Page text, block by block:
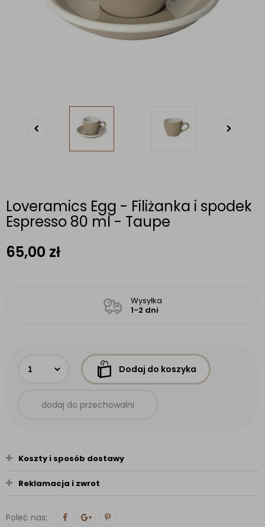
Loveramics Egg - Filiżanka i spodek
Espresso 80 ml - Taupe
65,00 zł
Wysyłka
1-2 dni
Dodaj do koszyka
dodaj do przechowalni
Koszty i sposób dostawy
Reklamacja i zwrot
Poleć nas: